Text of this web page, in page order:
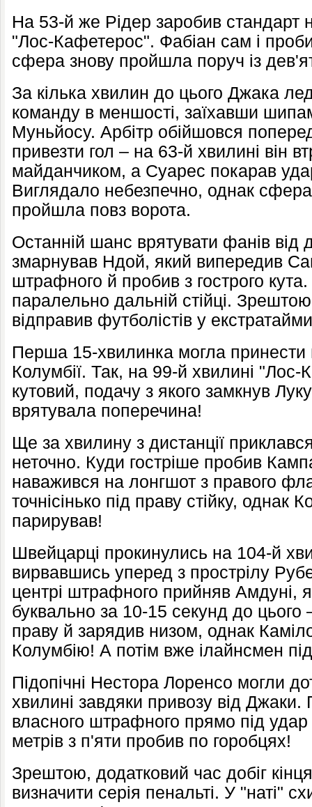
На 53-й же Рідер заробив стандарт
"Лос-Кафетерос". Фабіан сам і
сфера знову пройшла поруч із
За кілька хвилин до цього Джака
команду в меншості, заїхавши
Муньйосу. Арбітр обійшовся
привезти гол – на 63-й хвилині він
майданчиком, а Суарес покарав
Виглядало небезпечно, однак
пройшла повз ворота.
Останній шанс врятувати фанів від
змарнував Ндой, який випередив
штрафного й пробив з гострого
паралельно дальній стійці.
відправив футболістів у
Перша 15-хвилинка могла принести
Колумбії. Так, на 99-й хвилині
кутовий, подачу з якого замкнув
врятувала поперечина!
Ще за хвилину з дистанції
неточно. Куди гостріше пробив
наважився на лонгшот з правого
точнісінько під праву стійку,
парирував!
Швейцарці прокинулись на 104-й
вирвавшись уперед з прострілу
центрі штрафного прийняв Амдуні,
буквально за 10-15 секунд до цього
праву й зарядив низом, однак
Колумбію! А потім вже ілайнсмен
Підопічні Нестора Лоренсо могли
хвилині завдяки привозу від Джаки.
власного штрафного прямо під
метрів з п'яти пробив по горобцях!
Зрештою, додатковий час добіг
визначити серія пенальті. У "наті"